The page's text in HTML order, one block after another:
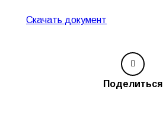
Скачать документ
Поделиться